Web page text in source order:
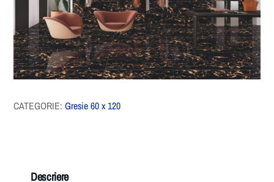
CATEGORIE:Gresie 60 x 120
Descriere